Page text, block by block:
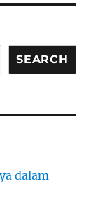
SEARCH
dalam